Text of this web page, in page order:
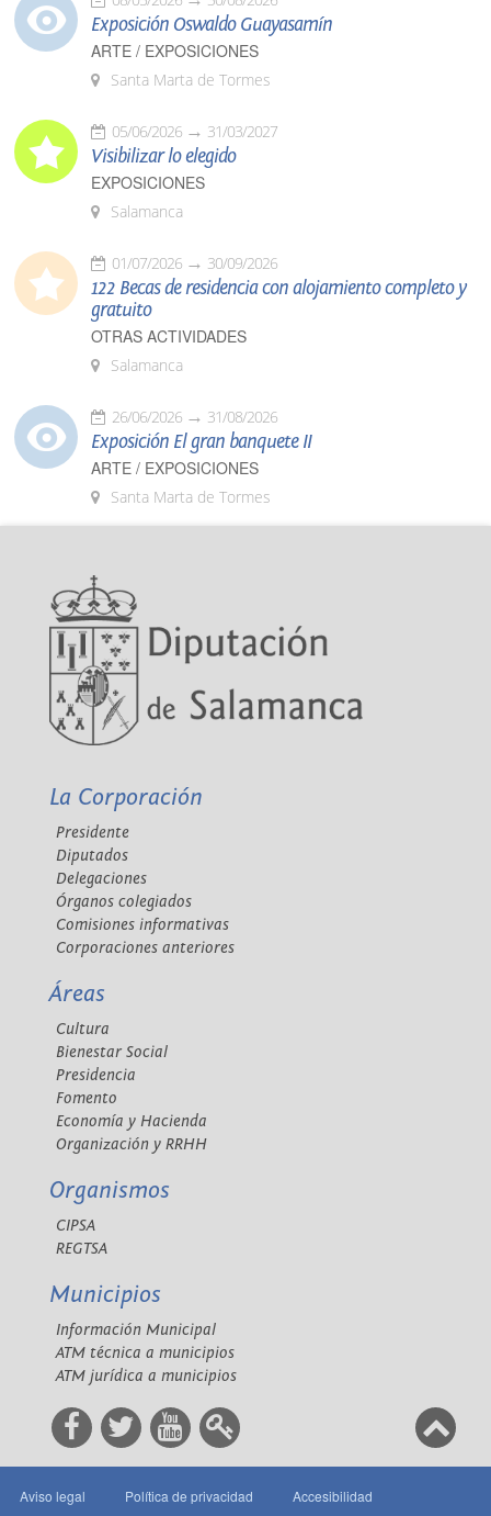
Exposición Oswaldo Guayasamín
ARTE / EXPOSICIONES
Santa Marta de Tormes
05/06/2026 31/03/2027
Visibilizar lo elegido
EXPOSICIONES
Salamanca
01/07/2026 30/09/2026
122 Becas de residencia con alojamiento completo y
gratuito
OTRAS ACTIVIDADES
Salamanca
26/06/2026 31/08/2026
Exposición El gran banquete II
ARTE / EXPOSICIONES
Santa Marta de Tormes
La Corporación
Presidente
Diputados
Delegaciones
Órganos colegiados
Comisiones informativas
Corporaciones anteriores
Áreas
Cultura
Bienestar Social
Presidencia
Fomento
Economía y Hacienda
Organización y RRHH
Organismos
CIPSA
REGTSA
Municipios
Información Municipal
ATM técnica a municipios
ATM jurídica a municipios
Aviso legal Política de privacidad Accesibilidad